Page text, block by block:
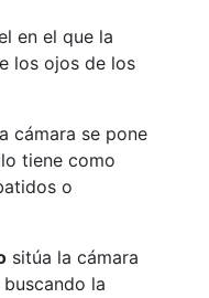
en el que la
los ojos de los
cámara se pone
tiene como
o
sitúa la cámara
la